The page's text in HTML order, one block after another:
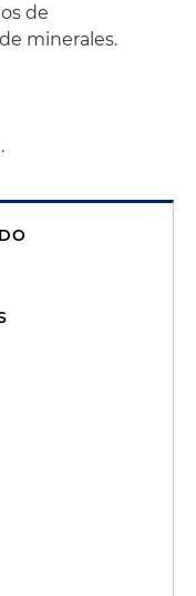
de
minerales.